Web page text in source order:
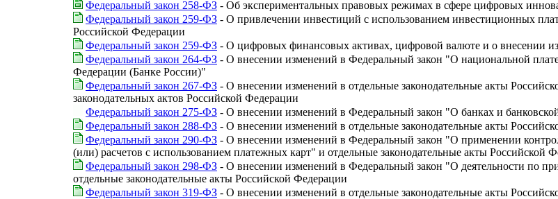
Федеральный закон 258-ФЗ - Об экспериментальных правовых режимах в сфере цифровых
Федеральный закон 259-ФЗ - О привлечении инвестиций с использованием инвестиционных
Российской Федерации
Федеральный закон 259-ФЗ - О цифровых финансовых активах, цифровой валюте и о внесении
Федеральный закон 264-ФЗ - О внесении изменений в Федеральный закон "О национальной
Федерации (Банке России)"
Федеральный закон 267-ФЗ - О внесении изменений в отдельные законодательные акты
законодательных актов Российской Федерации
Федеральный закон 275-ФЗ - О внесении изменений в Федеральный закон "О банках и
Федеральный закон 288-ФЗ - О внесении изменений в отдельные законодательные акты
Федеральный закон 290-ФЗ - О внесении изменений в Федеральный закон "О применении
(или) расчетов с использованием платежных карт" и отдельные законодательные акты Российской
Федеральный закон 298-ФЗ - О внесении изменений в Федеральный закон "О деятельности по
отдельные законодательные акты Российской Федерации
Федеральный закон 319-ФЗ - О внесении изменений в отдельные законодательные акты